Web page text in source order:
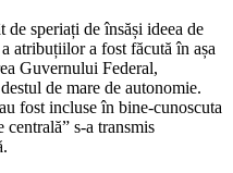
speriați de însăși ideea de
atribuțiilor a fost făcută în așa
Guvernului Federal,
de mare de autonomie.
fost incluse în bine-cunoscuta
s-a transmis